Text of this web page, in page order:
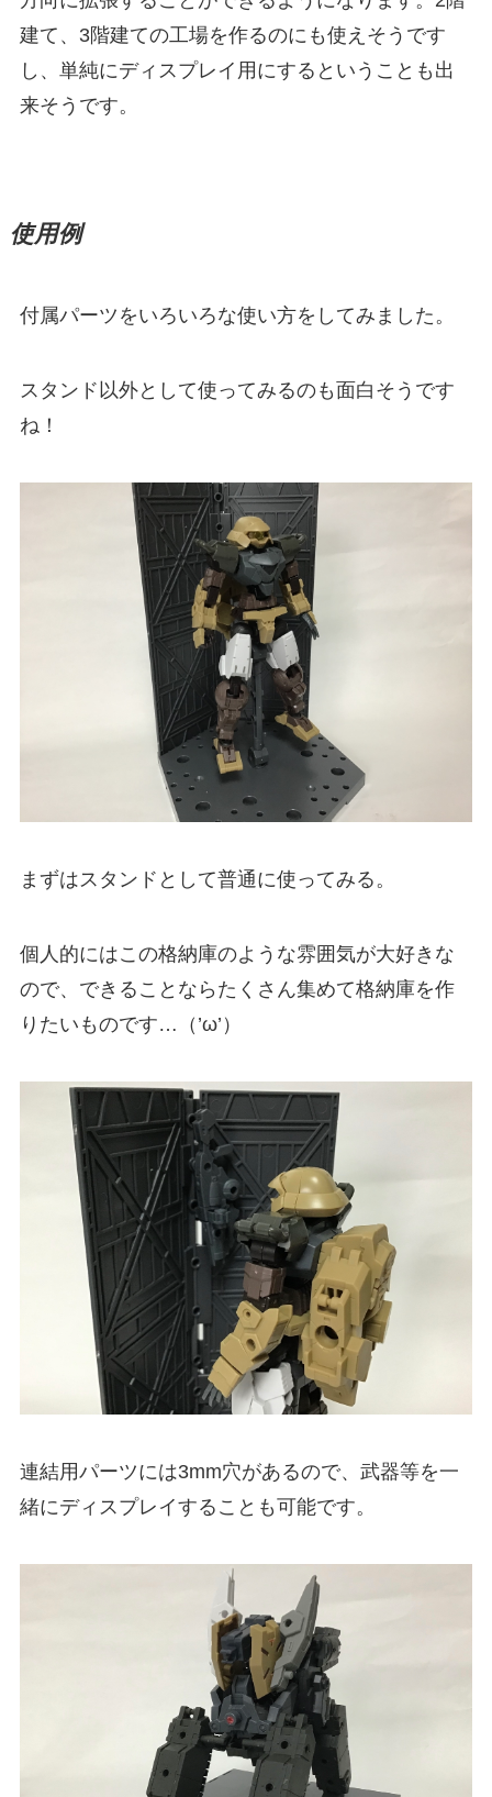
建て、3階建ての工場を作るのにも使えそうです
し、単純にディスプレイ用にするということも出
来そうです。
使用例
付属パーツをいろいろな使い方をしてみました。
スタンド以外として使ってみるのも面白そうです
ね！
まずはスタンドとして普通に使ってみる。
個人的にはこの格納庫のような雰囲気が大好きな
ので、できることならたくさん集めて格納庫を作
りたいものです…（’ω’）
連結用パーツには3mm穴があるので、武器等を一
緒にディスプレイすることも可能です。